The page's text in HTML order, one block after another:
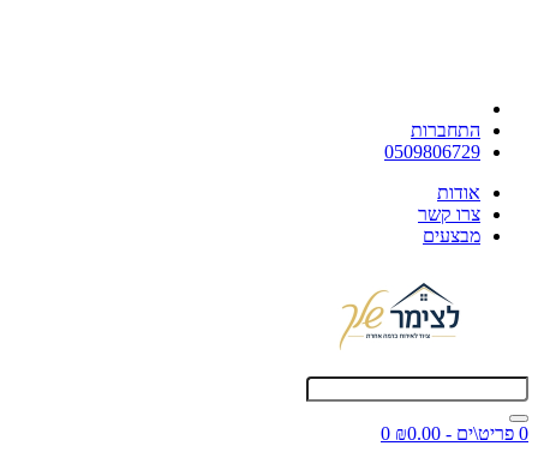
התחברות
0509806729
אודות
צרו קשר
מבצעים
0 פריט\ים - ₪0.00
0